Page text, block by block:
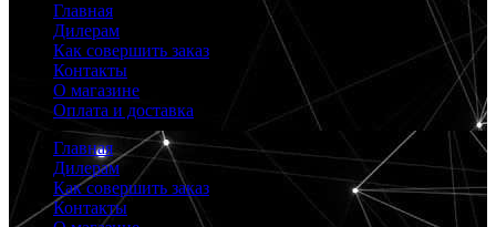
Главная
Дилерам
Как совершить заказ
Контакты
О магазине
Оплата и доставка
Главная
Дилерам
Как совершить заказ
Контакты